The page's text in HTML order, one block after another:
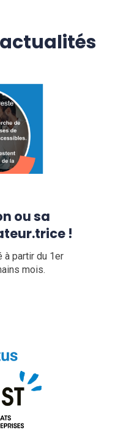
ou sa
!
à partir du 1er
mois.